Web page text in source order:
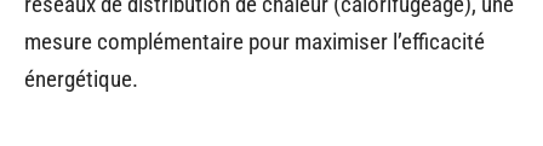
mesure complémentaire pour maximiser l’efficacité
énergétique.